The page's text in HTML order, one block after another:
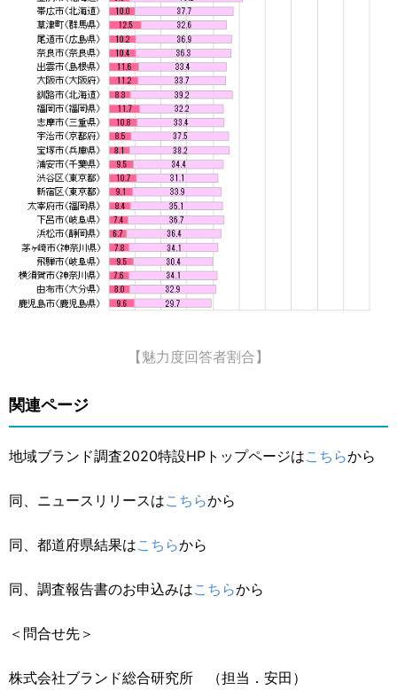
【魅力度回答者割合】
関連ページ
地域ブランド調査2020特設HPトップページはこちらから
同、ニュースリリースはこちらから
同、都道府県結果はこちらから
同、調査報告書のお申込みはこちらから
＜問合せ先＞
株式会社ブランド総合研究所 （担当．安田）